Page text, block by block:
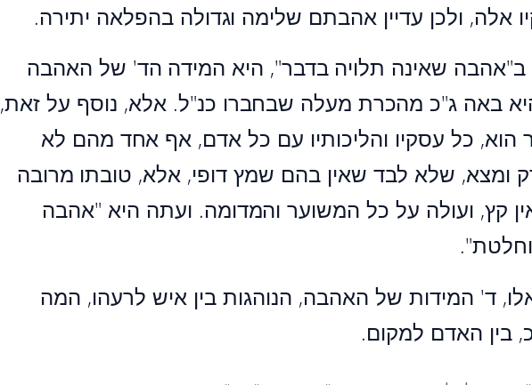
אלה, ולכן עדיין אהבתם שלימה וגדולה בהפלאה יתירה.
ב"אהבה שאינה תלויה בדבר", היא המידה הד' של האהבה
באה ג"כ מהכרת מעלה שבחברו כנ"ל. אלא, נוסף על זאת,
הוא, כל עסקיו והליכותיו עם כל אדם, אף אחד מהם לא
ומצא, שלא לבד שאין בהם שמץ דופי, אלא, טובתו מרובה
קץ, ועולה על כל המשוער והמדומה. ועתה היא "אהבה
ד' המידות של האהבה, הנוהגות בין איש לרעהו, המה
בין האדם למקום.